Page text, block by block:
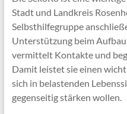
Stadt und Landkreis
Selbsthilfegruppe
Unterstützung beim Aufbau
vermittelt Kontakte und
Damit leistet sie einen
sich in belastenden
gegenseitig stärken wollen.